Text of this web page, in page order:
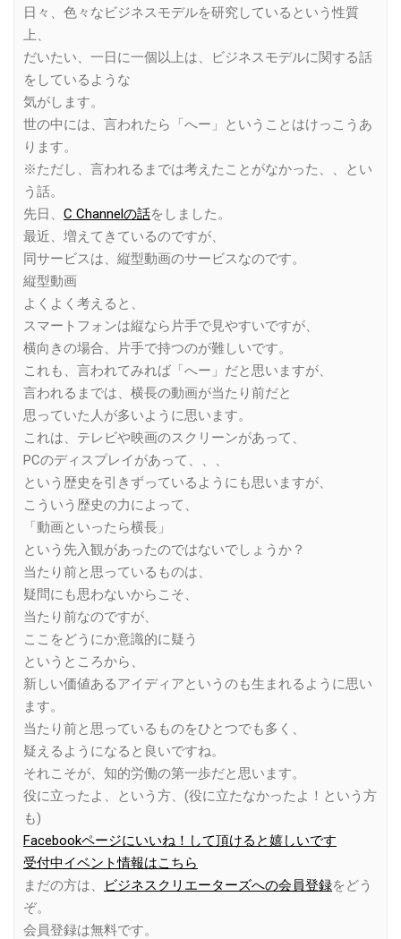
日々、色々なビジネスモデルを研究しているという性質
上、
だいたい、一日に一個以上は、ビジネスモデルに関する話
をしているような
気がします。
世の中には、言われたら「へー」ということはけっこうあ
ります。
※ただし、言われるまでは考えたことがなかった、、とい
う話。
先日、 C Channelの話をしました。
最近、増えてきているのですが、
同サービスは、縦型動画のサービスなのです。
縦型動画
よくよく考えると、
スマートフォンは縦なら片手で見やすいですが、
横向きの場合、片手で持つのが難しいです。
これも、言われてみれば「へー」だと思いますが、
言われるまでは、横長の動画が当たり前だと
思っていた人が多いように思います。
これは、テレビや映画のスクリーンがあって、
PCのディスプレイがあって、、、
という歴史を引きずっているようにも思いますが、
こういう歴史の力によって、
「動画といったら横長」
という先入観があったのではないでしょうか？
当たり前と思っているものは、
疑問にも思わないからこそ、
当たり前なのですが、
ここをどうにか意識的に疑う
というところから、
新しい価値あるアイディアというのも生まれるように思い
ます。
当たり前と思っているものをひとつでも多く、
疑えるようになると良いですね。
それこそが、知的労働の第一歩だと思います。
役に立ったよ、という方、(役に立たなかったよ！という方
も)
Facebookページにいいね！して頂けると嬉しいです
受付中イベント情報はこちら
まだの方は、
ビジネスクリエーターズへの会員登録をどう
ぞ。
会員登録は無料です。